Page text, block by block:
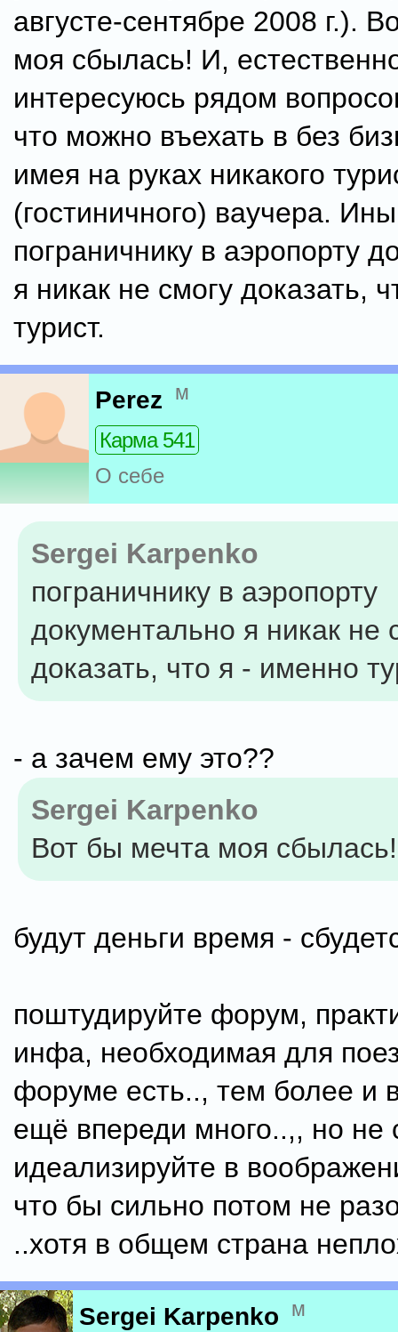
августе-сентябре 2008 г.).
моя сбылась! И,
интересуюсь рядом
что можно въехать в без
имея на руках никакого
(гостиничного) ваучера.
пограничнику в аэропорту
я никак не смогу доказать,
турист.
Perez м
Карма 541
О себе
Sergei Karpenko
пограничнику в аэропорту
документально я никак не
доказать, что я - именно
- а зачем ему это??
Sergei Karpenko
Вот бы мечта моя сбылась!
будут деньги время -
поштудируйте форум,
инфа, необходимая для
форуме есть.., тем более и
ещё впереди много..,, но не
идеализируйте в
что бы сильно потом не
..хотя в общем страна
Sergei Karpenko м